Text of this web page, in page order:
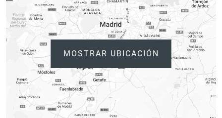
MOSTRAR UBICACIÓN